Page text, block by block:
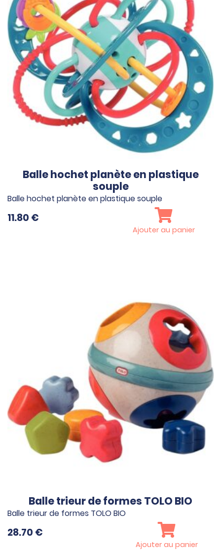
Balle hochet planète en plastique
souple
Balle hochet planète en plastique souple
11.80 €
Ajouter au panier
Balle trieur de formes TOLO BIO
Balle trieur de formes TOLO BIO
28.70 €
Ajouter au panier